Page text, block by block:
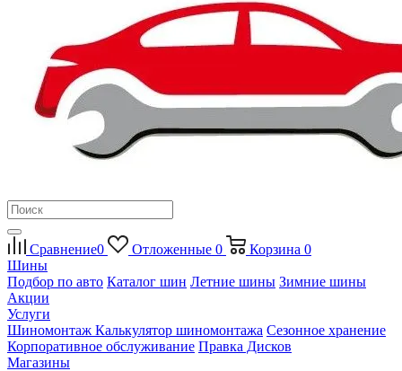
Сравнение0 Отложенные 0 Корзина 0
Шины
Подбор по авто Каталог шин Летние шины Зимние шины
Акции
Услуги
Шиномонтаж Калькулятор шиномонтажа Сезонное хранение
Корпоративное обслуживание Правка Дисков
Магазины